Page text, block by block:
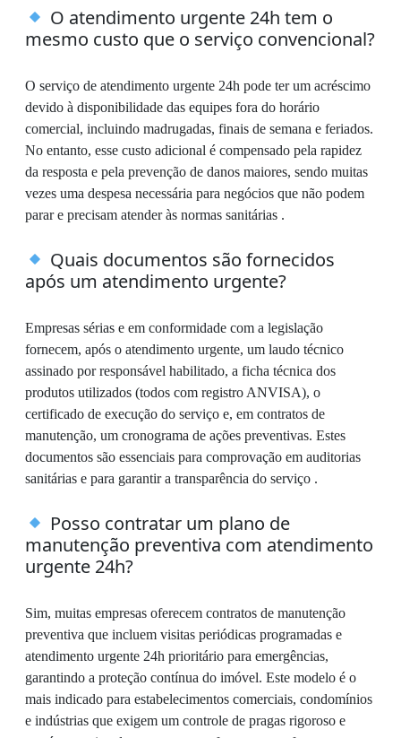
O atendimento urgente 24h tem o
mesmo custo que o serviço convencional?
O serviço de atendimento urgente 24h pode ter um acréscimo
devido à disponibilidade das equipes fora do horário
comercial, incluindo madrugadas, finais de semana e feriados.
No entanto, esse custo adicional é compensado pela rapidez
da resposta e pela prevenção de danos maiores, sendo muitas
vezes uma despesa necessária para negócios que não podem
parar e precisam atender às normas sanitárias .
Quais documentos são fornecidos
após um atendimento urgente?
Empresas sérias e em conformidade com a legislação
fornecem, após o atendimento urgente, um laudo técnico
assinado por responsável habilitado, a ficha técnica dos
produtos utilizados (todos com registro ANVISA), o
certificado de execução do serviço e, em contratos de
manutenção, um cronograma de ações preventivas. Estes
documentos são essenciais para comprovação em auditorias
sanitárias e para garantir a transparência do serviço .
Posso contratar um plano de
manutenção preventiva com atendimento
urgente 24h?
Sim, muitas empresas oferecem contratos de manutenção
preventiva que incluem visitas periódicas programadas e
atendimento urgente 24h prioritário para emergências,
garantindo a proteção contínua do imóvel. Este modelo é o
mais indicado para estabelecimentos comerciais, condomínios
e indústrias que exigem um controle de pragas rigoroso e